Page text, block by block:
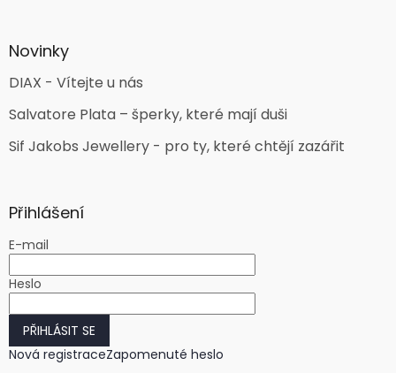
Novinky
DIAX - Vítejte u nás
Salvatore Plata – šperky, které mají duši
Sif Jakobs Jewellery - pro ty, které chtějí zazářit
Přihlášení
E-mail
Heslo
PŘIHLÁSIT SE
Nová registraceZapomenuté heslo